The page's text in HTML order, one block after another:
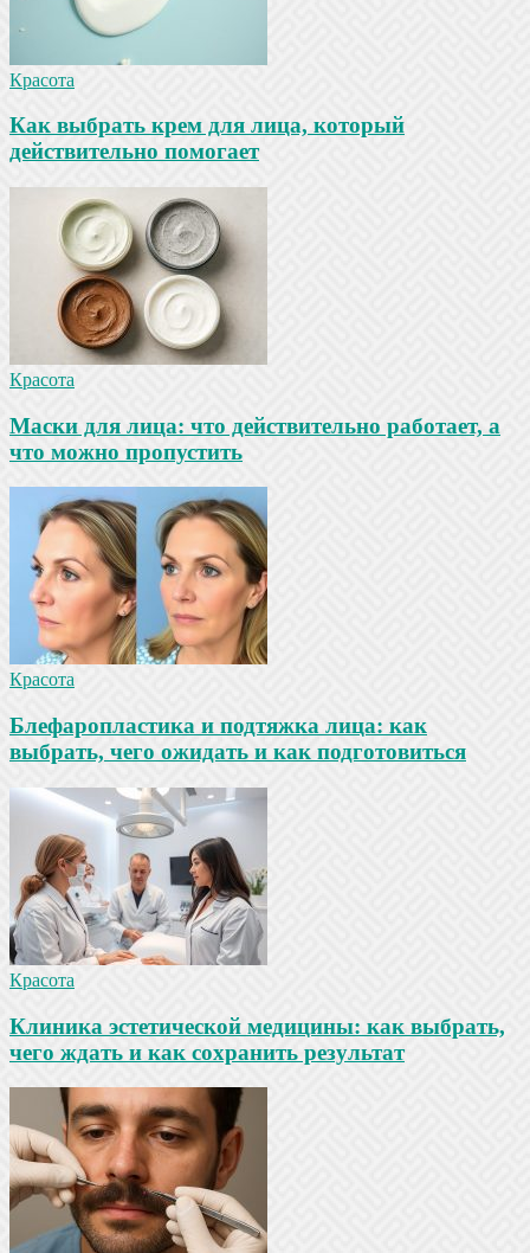
Красота
Как выбрать крем для лица, который
действительно помогает
Красота
Маски для лица: что действительно работает, а
что можно пропустить
Красота
Блефаропластика и подтяжка лица: как
выбрать, чего ожидать и как подготовиться
Красота
Клиника эстетической медицины: как выбрать,
чего ждать и как сохранить результат